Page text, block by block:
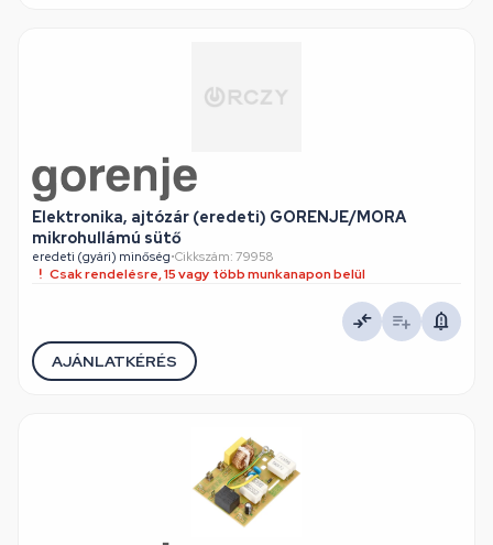
Elektronika, ajtózár (eredeti) GORENJE/MORA
mikrohullámú sütő
eredeti (gyári) minőség•Cikkszám: 79958
Csak rendelésre, 15 vagy több munkanapon belül
AJÁNLATKÉRÉS